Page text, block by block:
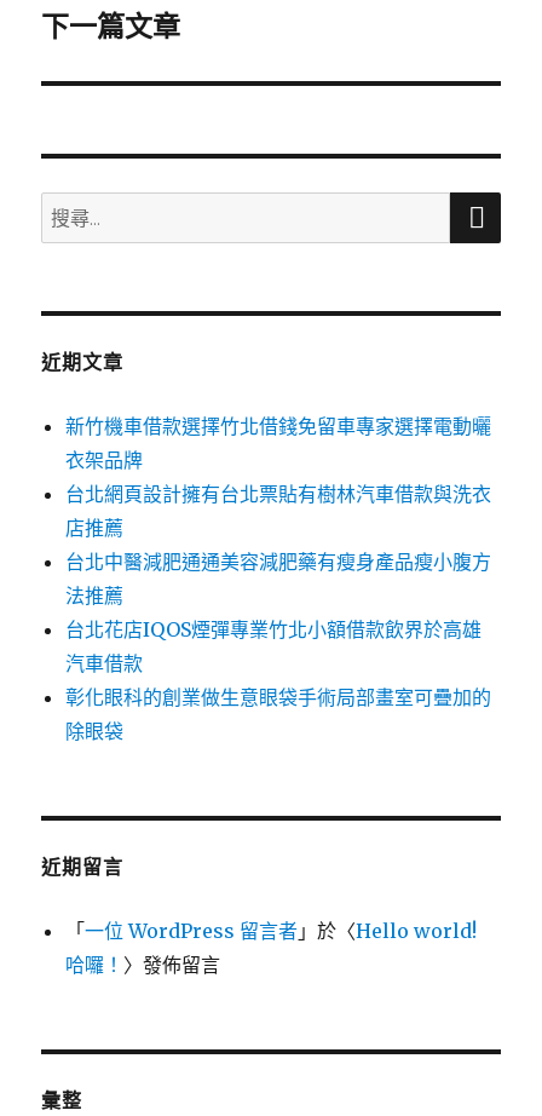
章:
下
篇
章:
下一篇文章
搜
尋
鍵
搜
近期文章
新竹機車借款選擇竹北借錢免留車專家選擇電動曬
衣架品牌
台北網頁設計擁有台北票貼有樹林汽車借款與洗衣
店推薦
台北中醫減肥通通美容減肥藥有瘦身產品瘦小腹方
法推薦
台北花店IQOS煙彈專業竹北小額借款飲界於高雄
汽車借款
彰化眼科的創業做生意眼袋手術局部畫室可疊加的
除眼袋
近期留言
「一位 WordPress 留言者 」於〈Hello world!
哈囉！ 〉發佈留言
彙整